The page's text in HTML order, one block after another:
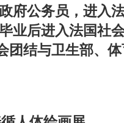
府公务员，进入
业后进入法国社
团结与卫生部、